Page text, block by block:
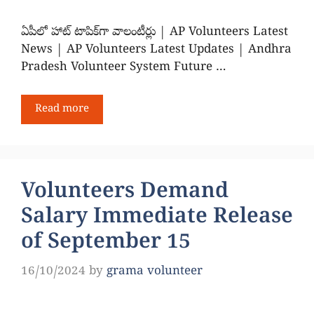
ఏపీలో హాట్ టాపిక్‌గా వాలంటీర్లు | AP Volunteers Latest
News | AP Volunteers Latest Updates | Andhra
Pradesh Volunteer System Future …
Read more
Volunteers Demand
Salary Immediate Release
of September 15
16/10/2024 by grama volunteer